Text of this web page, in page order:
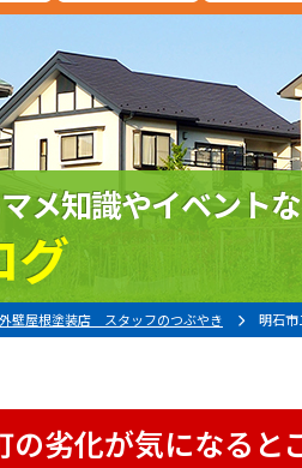
メ知識やイベント
グ
外壁屋根塗装店 スタッフのつぶやき 明石市
劣化が気になると